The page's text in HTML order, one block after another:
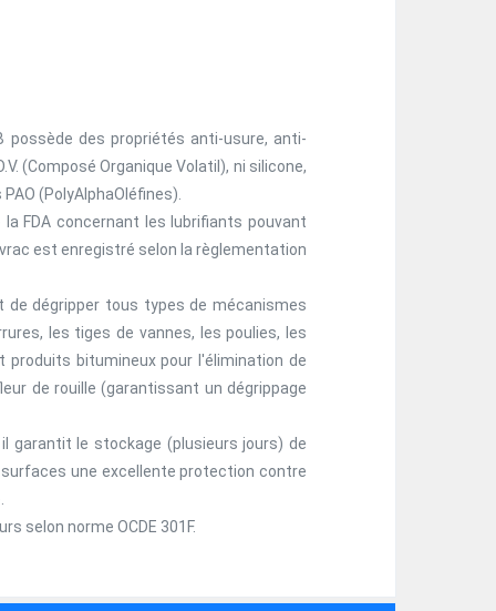
possède des propriétés anti-usure, anti-
(Composé Organique Volatil), ni silicone,
(PolyAlphaOléfines).
FDA concernant les lubrifiants pouvant
est enregistré selon la règlementation
dégripper tous types de mécanismes
les tiges de vannes, les poulies, les
bitumineux pour l'élimination de
de rouille (garantissant un dégrippage
garantit le stockage (plusieurs jours) de
une excellente protection contre
selon norme OCDE 301F.